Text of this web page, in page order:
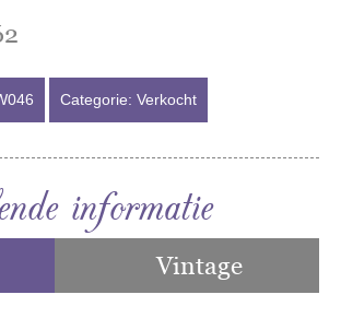
Categorie: Verkocht
informatie
Vintage